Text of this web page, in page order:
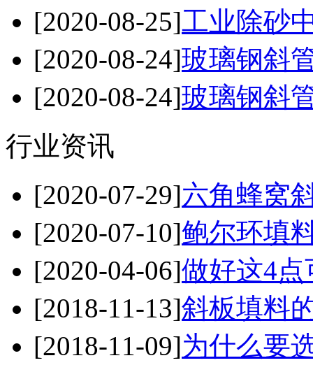
[2020-08-25]工业除砂
[2020-08-24]玻璃钢斜
[2020-08-24]玻璃钢斜
行业资讯
[2020-07-29]六角蜂窝
[2020-07-10]鲍尔环填
[2020-04-06]做好这4
[2018-11-13]斜板填料
[2018-11-09]为什么要